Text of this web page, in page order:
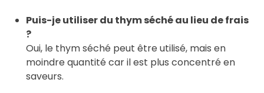
Puis-je utiliser du thym séché au lieu de frais
?
Oui, le thym séché peut être utilisé, mais en
moindre quantité car il est plus concentré en
saveurs.